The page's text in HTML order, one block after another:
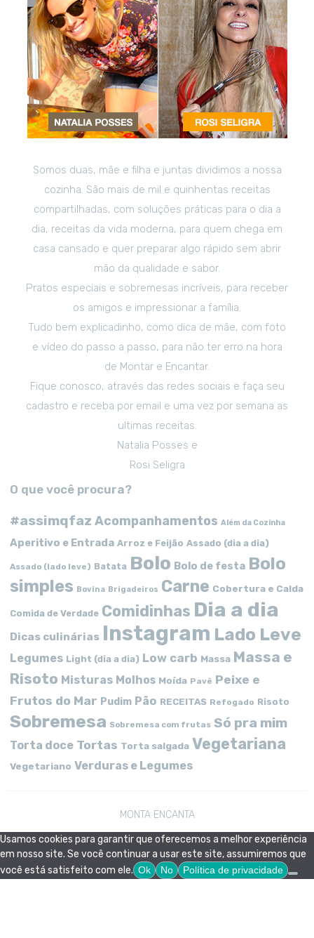
Somos duas, mãe e filha e juntas dividimos a nossa
cozinha. São mais de mil e quinhentas receitas
compartilhadas, com soluções práticas para o dia a
dia, receitas da vida moderna, para quem chega em
casa cansado e quer preparar algo rápido sem abrir
mão da qualidade e sabor.
Pratos especiais e sobremesas incríveis, para receber
os amigos e impressionar a família.
Tudo bem explicadinho, como dica de mãe, com foto
e vídeo do passo a passo, para não ter erro na hora
de Montar e Encantar.
Fique conosco, através das redes sociais e faça seu
cadastro e receba por email e uma vez por semana as
ultimas receitas.
Natalia Posses e
Rosi Seligra
O que você procura?
#assimqfaz Acompanhamentos Além da Cozinha
Aperitivo e Entrada Arroz e Feijão Assado (dia a dia)
Assado (lado leve) Batata Bolo Bolo de festa Bolo
simples Bovina Brigadeiros Carne Cobertura e Calda
Comida de Verdade Comidinhas Dia a dia
Dicas culinárias Instagram Lado Leve
Legumes Light (dia a dia) Low carb Massa Massa e
Risoto Misturas Molhos Moída Pavê Peixe e
Frutos do Mar Pudim Pão RECEITAS Refogado Risoto
Sobremesa Sobremesa com frutas Só pra mim
Torta doce Tortas Torta salgada Vegetariana
Vegetariano Verduras e Legumes
MONTA ENCANTA
Usamos cookies para garantir que oferecemos a melhor experiência
em nosso site. Se você continuar a usar este site, assumiremos que
você está satisfeito com ele. Ok No Política de privacidade